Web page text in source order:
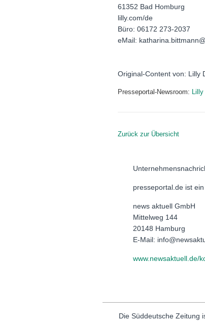
61352 Bad Homburg
lilly.com/de
Büro: 06172 273-2037
eMail:
Original-Content von: Lilly
Presseportal-Newsroom:
Zurück zur Übersicht
presseportal.de ist
news aktuell GmbH
Mittelweg 144
20148 Hamburg
E-Mail:
www.newsaktuell.de/
Die Süddeutsche Zeitung